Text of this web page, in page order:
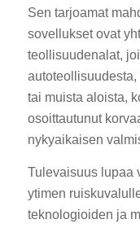
Sen tarjoamat
sovellukset ovat
teollisuudenalat,
tai muista aloista,
osoittautunut
nykyaikaisen
Tulevaisuus lupaa
ytimen
teknologioiden ja